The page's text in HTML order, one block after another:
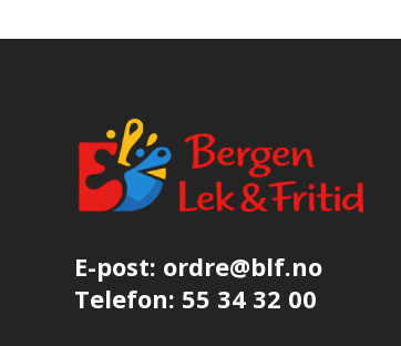
E-post: ordre@blf.no
Telefon: 55 34 32 00